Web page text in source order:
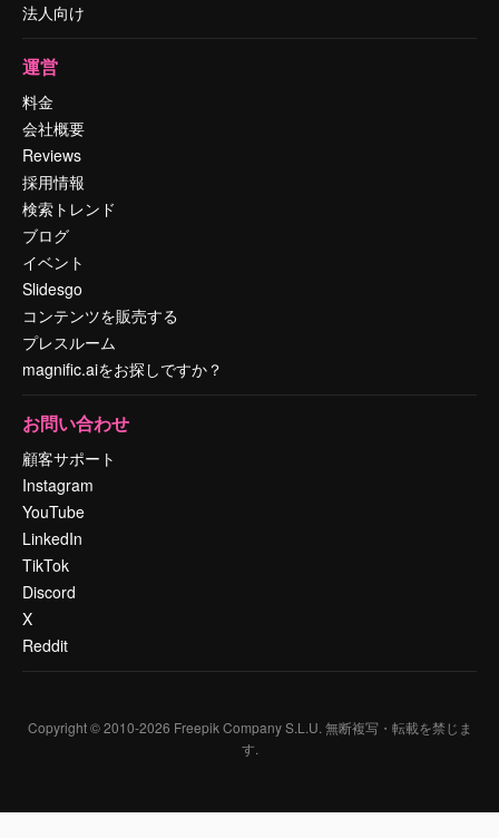
法人向け
運営
料金
会社概要
Reviews
採用情報
検索トレンド
ブログ
イベント
Slidesgo
コンテンツを販売する
プレスルーム
magnific.aiをお探しですか？
お問い合わせ
顧客サポート
Instagram
YouTube
LinkedIn
TikTok
Discord
X
Reddit
Copyright © 2010-2026 Freepik Company S.L.U. 無断複写・転載を禁じま
す.